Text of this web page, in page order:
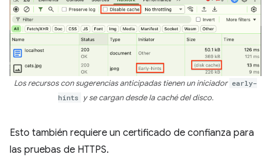
Los recursos con sugerencias anticipadas tienen un iniciador early-
hints y se cargan desde la caché del disco.
Esto también requiere un certificado de confianza para
las pruebas de HTTPS.